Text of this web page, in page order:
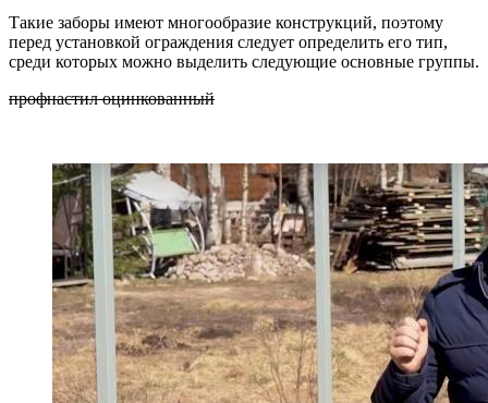
Такие заборы имеют многообразие конструкций, поэтому
перед установкой ограждения следует определить его тип,
среди которых можно выделить следующие основные группы.
профнастил оцинкованный